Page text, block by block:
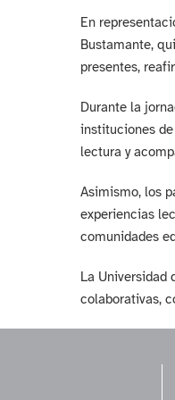
En
Bustamante,
presentes,
Durante la
instituciones
lectura y
Asimismo, los
experiencias
comunidades
La Universidad
colaborativas,